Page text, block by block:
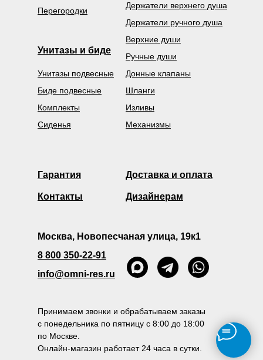
Верхние души
Ручные души
Держатели верхнего душа
Держатели ручного душа
Механизмы
Донные клапаны
Шланги
Изливы
Унитазы и биде
Унитазы подвесные
Биде подвесные
Комплекты
Принимаем звонки и обрабатываем заказы
с понедельника по пятницу с 8:00 до 18:00
по Москве.
Онлайн-магазин работает 24 часа в сутки.
Перегородки
Дизайнерам
Доставка и оплата
Москва, Новопесчаная улица, 19к1
8 800 350-22-91
info@omni-res.ru
Гарантия
Контакты
Сиденья